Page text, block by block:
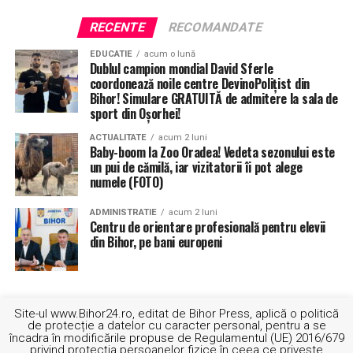
Beniamin Rus(foto sus), patronul grupului Selina, a
profitat de prezenţa demnitarilor pentru a pleda cauza
firmelor locale. „Nu vrem mila guvernelor, vrem şanse
cel puţin egale cu firmele de afară. Ne încăpăţânăm să
nu credem în tot ce se spune despre oamenii de afaceri
super-patroni, pentru că nu i-am văzut pe lista lor de
invitaţi de câte ori am fost pe acolo. Şi am cam fost…”, a
RECENTE RECOMANDATE
EDUCATIE acum o lună
Dublul campion mondial David Sferle
coordonează noile centre DevinoPolițist din
Bihor! Simulare GRATUITĂ de admitere la sala de
sport din Oșorhei!
ACTUALITATE acum 2 luni
Baby-boom la Zoo Oradea! Vedeta sezonului este
un pui de cămilă, iar vizitatorii îi pot alege
numele (FOTO)
ADMINISTRATIE acum 2 luni
Centru de orientare profesională pentru elevii
din Bihor, pe bani europeni
Site-ul www.Bihor24.ro, editat de Bihor Press, aplică o politică
de protecție a datelor cu caracter personal, pentru a se
încadra în modificările propuse de Regulamentul (UE) 2016/679
privind protecția persoanelor fizice în ceea ce privește